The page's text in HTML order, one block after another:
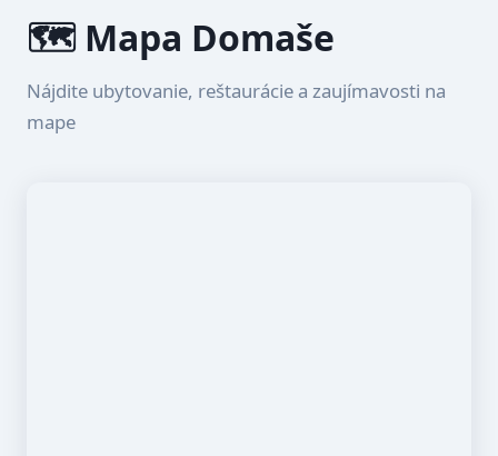
🗺️ Mapa Domaše
Nájdite ubytovanie, reštaurácie a zaujímavosti na
mape